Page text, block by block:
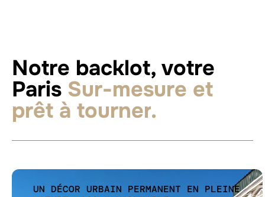
Notre backlot, votre
Paris Sur-mesure et
prêt à tourner.
UN DÉCOR URBAIN PERMANENT EN PLEINE